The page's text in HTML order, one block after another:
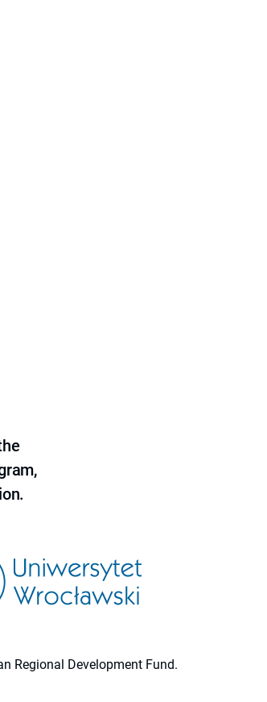
Regional Development Fund.